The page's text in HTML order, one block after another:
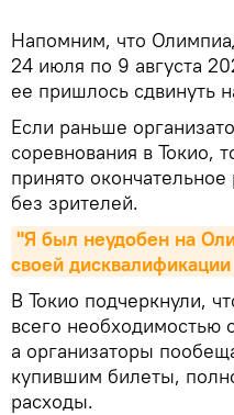
Напомним, что
24 июля по 9 августа
ее пришлось сдвинуть
Если раньше
соревнования в Токио,
принято
без зрителей.
"Я был неудобен на
своей дисквалификации
В Токио подчеркнули,
всего необходимостью
а организаторы
купившим билеты,
расходы.